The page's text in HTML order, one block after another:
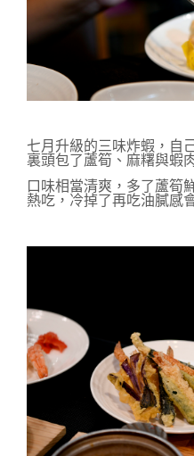
七月升級的三味炸蝦，自
裏頭包了蘆筍、麻糬與蝦
口味相當清爽，多了蘆筍
熱吃，冷掉了再吃油膩感